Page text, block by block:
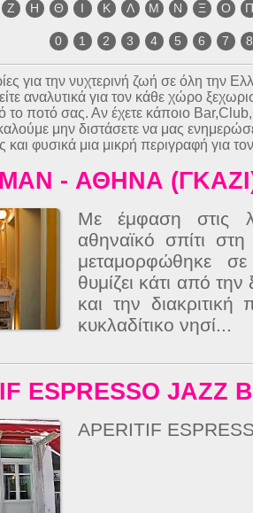
Ζ Η Θ Ι Κ Λ Μ Ν Ξ Ο
0 1 2 3 4 5 6 7 8
για την νυχτερινή ζωή σε όλη την
αναλυτικά για τον κάθε χώρο
ποτό σας. Αν έχετε κάποιο
μην διστάσετε να μας
και φυσικά μια μικρή περιγραφή για
- ΑΘΗΝΑ
Με έμφαση στις
αθηναϊκό σπίτι
μεταμορφώθηκε
θυμίζει κάτι από
και την
κυκλαδίτικο νησί...
ESPRESSO JAZZ
APERITIF